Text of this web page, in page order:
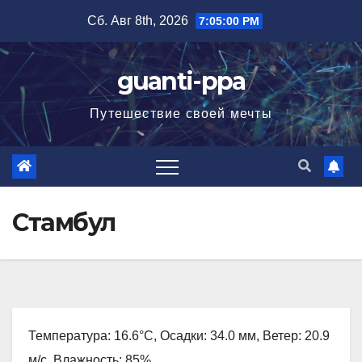
содержимому
Сб. Авг 8th, 2026 7:05:01 PM
guanti-ppa
Путешествие своей мечты
Стамбул
Температура: 16.6°C, Осадки: 34.0 мм, Ветер: 20.9